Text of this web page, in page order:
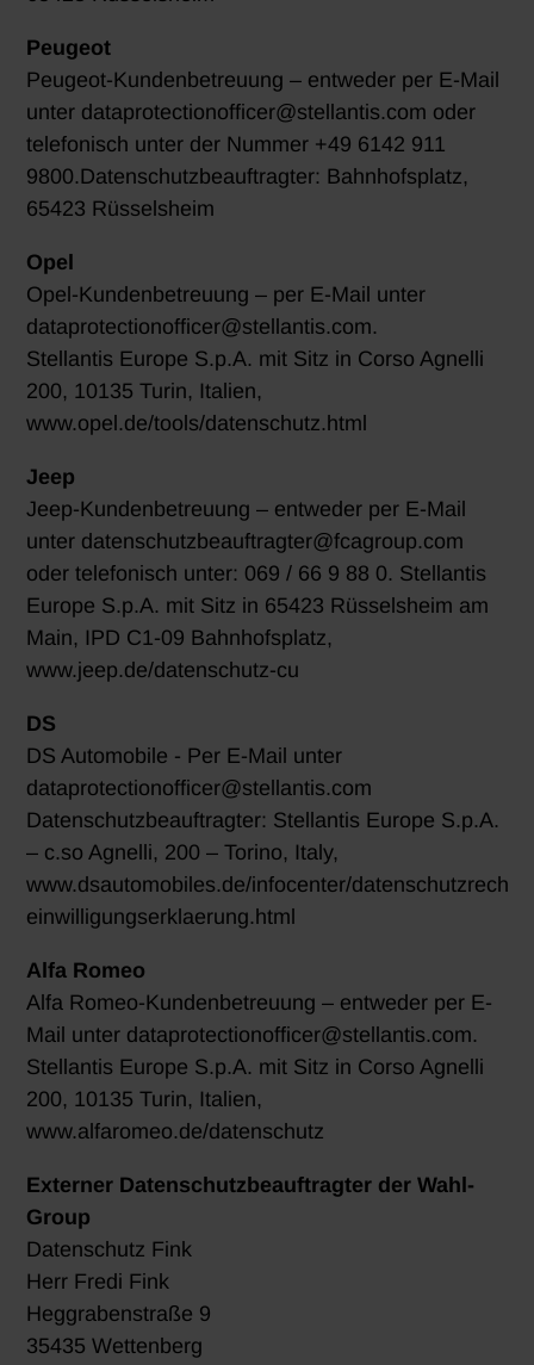
Peugeot
Peugeot-Kundenbetreuung – entweder per E-Mail
unter dataprotectionofficer@stellantis.com oder
telefonisch unter der Nummer +49 6142 911
9800.Datenschutzbeauftragter: Bahnhofsplatz,
65423 Rüsselsheim
Opel
Opel-Kundenbetreuung – per E-Mail unter
dataprotectionofficer@stellantis.com.
Stellantis Europe S.p.A. mit Sitz in Corso Agnelli
200, 10135 Turin, Italien,
www.opel.de/tools/datenschutz.html
Jeep
Jeep-Kundenbetreuung – entweder per E-Mail
unter datenschutzbeauftragter@fcagroup.com
oder telefonisch unter: 069 / 66 9 88 0. Stellantis
Europe S.p.A. mit Sitz in 65423 Rüsselsheim am
Main, IPD C1-09 Bahnhofsplatz,
www.jeep.de/datenschutz-cu
DS
DS Automobile - Per E-Mail unter
dataprotectionofficer@stellantis.com
Datenschutzbeauftragter: Stellantis Europe S.p.A.
– c.so Agnelli, 200 – Torino, Italy,
www.dsautomobiles.de/infocenter/
einwilligungserklaerung.html
Alfa Romeo
Alfa Romeo-Kundenbetreuung – entweder per E-
Mail unter dataprotectionofficer@stellantis.com.
Stellantis Europe S.p.A. mit Sitz in Corso Agnelli
200, 10135 Turin, Italien,
www.alfaromeo.de/datenschutz
Externer Datenschutzbeauftragter der Wahl-
Group
Datenschutz Fink
Herr Fredi Fink
Heggrabenstraße 9
35435 Wettenberg